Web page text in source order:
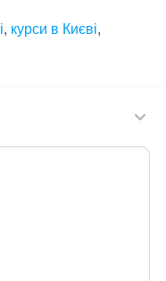
, курси в Києві,